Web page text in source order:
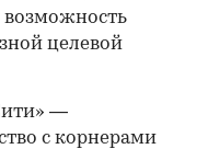
возможность
целевой
—
с корнерами